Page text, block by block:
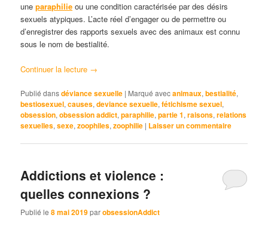
uneparaphilie ou une condition caractérisée par des désirs
sexuels atypiques. L’acte réel d’engager ou de permettre ou
d’enregistrer des rapports sexuels avec des animaux est connu
sous le nom de bestialité.
Continuer la lecture →
Publié dansdéviance sexuelle | Marqué avecanimaux,bestialité,
bestiosexuel,causes,deviance sexuelle,fétichisme sexuel,
obsession,obsession addict,paraphilie,partie 1,raisons,relations
sexuelles,sexe,zoophiles,zoophilie | Laisser un commentaire
Addictions et violence :
quelles connexions ?
Publié le8 mai 2019parobsessionAddict